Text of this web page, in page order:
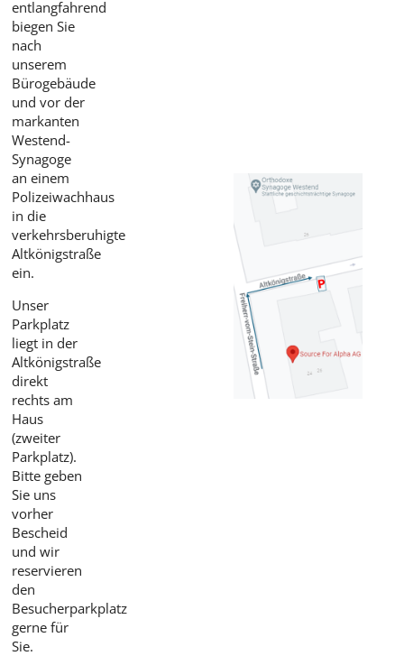
entlangfahrend
biegen Sie
nach
unserem
Bürogebäude
und vor der
markanten
Westend-
Synagoge
an einem
Polizeiwachhaus
in die
verkehrsberuhigte
Altkönigstraße
ein.
Unser
Parkplatz
liegt in der
Altkönigstraße
direkt
rechts am
Haus
(zweiter
Parkplatz).
Bitte geben
Sie uns
vorher
Bescheid
und wir
reservieren
den
Besucherparkplatz
gerne für
Sie.